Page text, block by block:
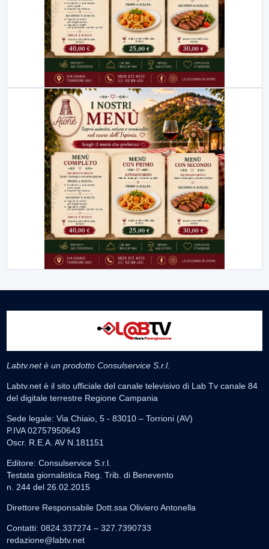
Labtv.net è un prodotto Consulservice S.r.l.
Labtv.net è il sito ufficiale del canale televisivo di Lab Tv canale 84
del digitale terrestre Regione Campania
Sede legale: Via Chiaio, 5 - 83010 – Torrioni (AV)
P.IVA 02757950643
Oscr. R.E.A. AV N.181151
Editore: Consulservice S.r.l.
Testata giornalistica Reg. Trib. di Benevento
n. 244 del 26.02.2015
Direttore Responsabile Dott.ssa Oliviero Antonella
Contatti: 0824.337274 – 327.7390733
redazione@labtv.net